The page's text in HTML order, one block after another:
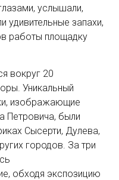
услышали,
удивительные запахи,
работы площадку
вокруг 20
Уникальный
изображающие
Петровича, были
Сысерти, Дулева,
городов. За три
обходя экспозицию